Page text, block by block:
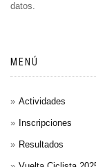
datos.
MENÚ
Actividades
Inscripciones
Resultados